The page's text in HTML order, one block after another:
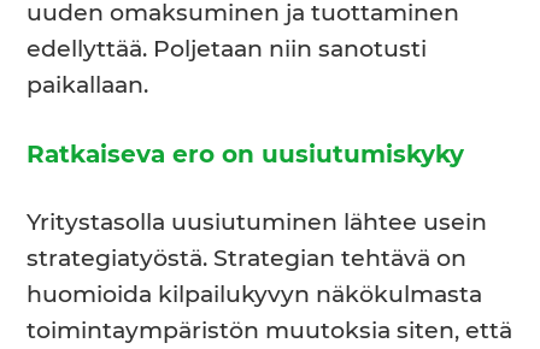
uuden omaksuminen ja tuottaminen
edellyttää. Poljetaan niin sanotusti
paikallaan.
Ratkaiseva ero on uusiutumiskyky
Yritystasolla uusiutuminen lähtee usein
strategiatyöstä. Strategian tehtävä on
huomioida kilpailukyvyn näkökulmasta
toimintaympäristön muutoksia siten, että